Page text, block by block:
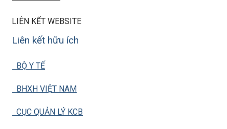
LIÊN KẾT WEBSITE
Liên kết hữu ích
BỘ Y TẾ
BHXH VIỆT NAM
CỤC QUẢN LÝ KCB